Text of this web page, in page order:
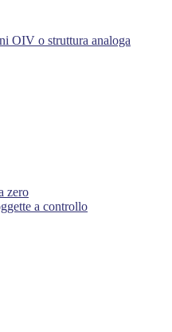
OIV o struttura analoga
zero
a controllo